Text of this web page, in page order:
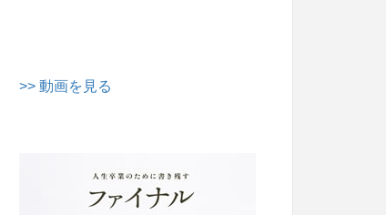
>> 動画を見る